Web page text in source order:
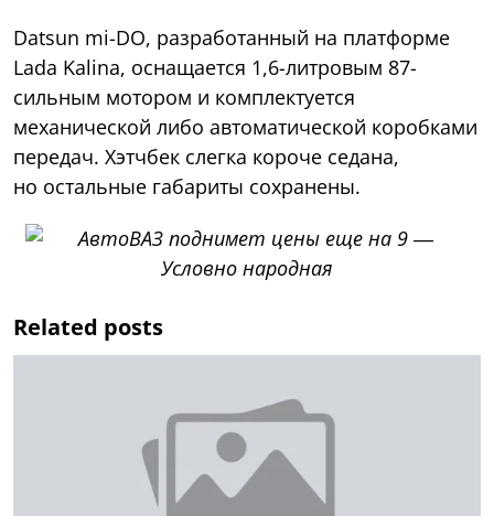
Datsun mi-DO, разработанный на платформе
Lada Kalina, оснащается 1,6-литровым 87-
сильным мотором и комплектуется
механической либо автоматической коробками
передач. Хэтчбек слегка короче седана,
но остальные габариты сохранены.
Related posts